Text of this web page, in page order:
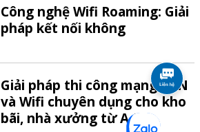
Công nghệ Wifi Roaming: Giải
pháp kết nối không
Giải pháp thi công mạng LAN
và Wifi chuyên dụng cho kho
bãi, nhà xưởng từ A-Z